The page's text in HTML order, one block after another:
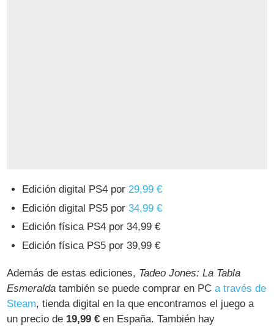
Edición digital PS4 por 29,99 €
Edición digital PS5 por34,99 €
Edición física PS4 por 34,99 €
Edición física PS5 por 39,99 €
Además de estas ediciones, Tadeo Jones: La Tabla
Esmeralda también se puede comprar en PCa través de
Steam, tienda digital en la que encontramos el juego a
un precio de 19,99 € en España. También hay